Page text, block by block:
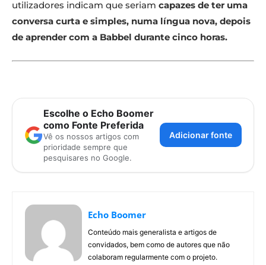
utilizadores indicam que seriam capazes de ter uma
conversa curta e simples, numa língua nova, depois
de aprender com a Babbel durante cinco horas.
Escolhe o Echo Boomer
como Fonte Preferida
Vê os nossos artigos com
prioridade sempre que
pesquisares no Google.
Adicionar fonte
Echo Boomer
Conteúdo mais generalista e artigos de
convidados, bem como de autores que não
colaboram regularmente com o projeto.